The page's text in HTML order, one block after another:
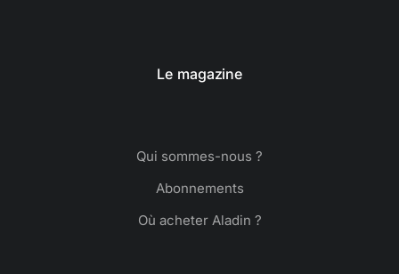
Le magazine
Qui sommes-nous ?
Abonnements
Où acheter Aladin ?